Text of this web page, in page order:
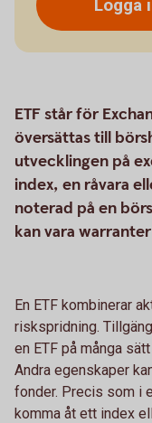
Logga
ETF står för
översättas till
utvecklingen på
index, en råvara
noterad på en
kan vara
En ETF kombinerar
riskspridning.
en ETF på många
Andra egenskaper
fonder. Precis som i
komma åt ett index